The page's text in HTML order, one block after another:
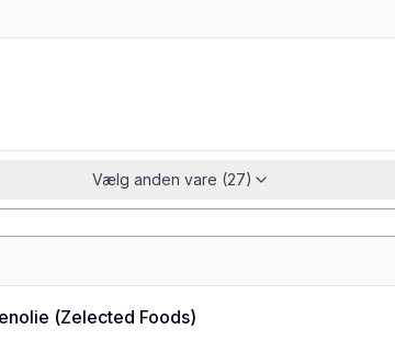
Vælg anden vare (27)
(Zelected Foods)